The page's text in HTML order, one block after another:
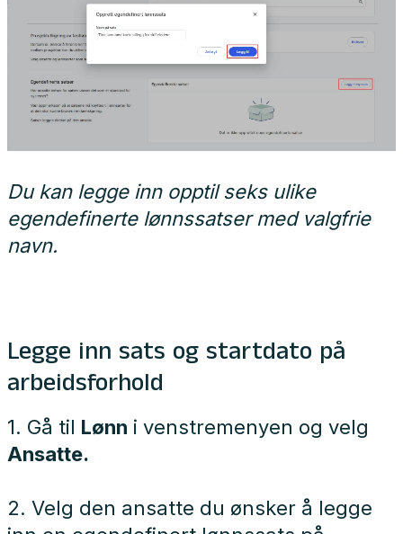
Du kan legge inn opptil seks ulike
egendefinerte lønnssatser med valgfrie
navn.
Legge inn sats og startdato på
arbeidsforhold
1. Gå til Lønn i venstremenyen og velg
Ansatte.
2. Velg den ansatte du ønsker å legge